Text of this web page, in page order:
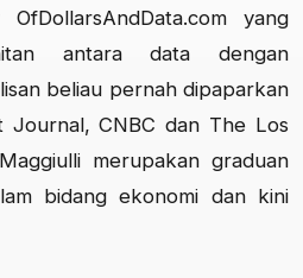
yang
antara data dengan
beliau pernah dipaparkan
Journal, CNBC dan The Los
merupakan graduan
bidang ekonomi dan kini